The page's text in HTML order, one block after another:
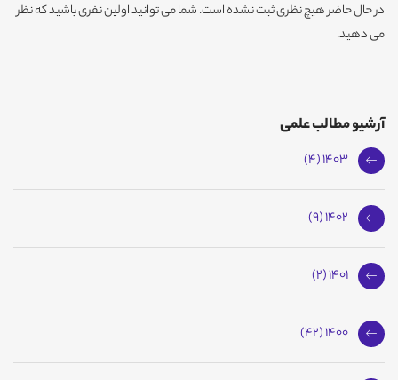
در حال حاضر هیچ نظری ثبت نشده است. شما می توانید اولین نفری باشید که نظر
می دهید.
آرشیو مطالب علمی
1403 (4)
1402 (9)
1401 (2)
1400 (42)